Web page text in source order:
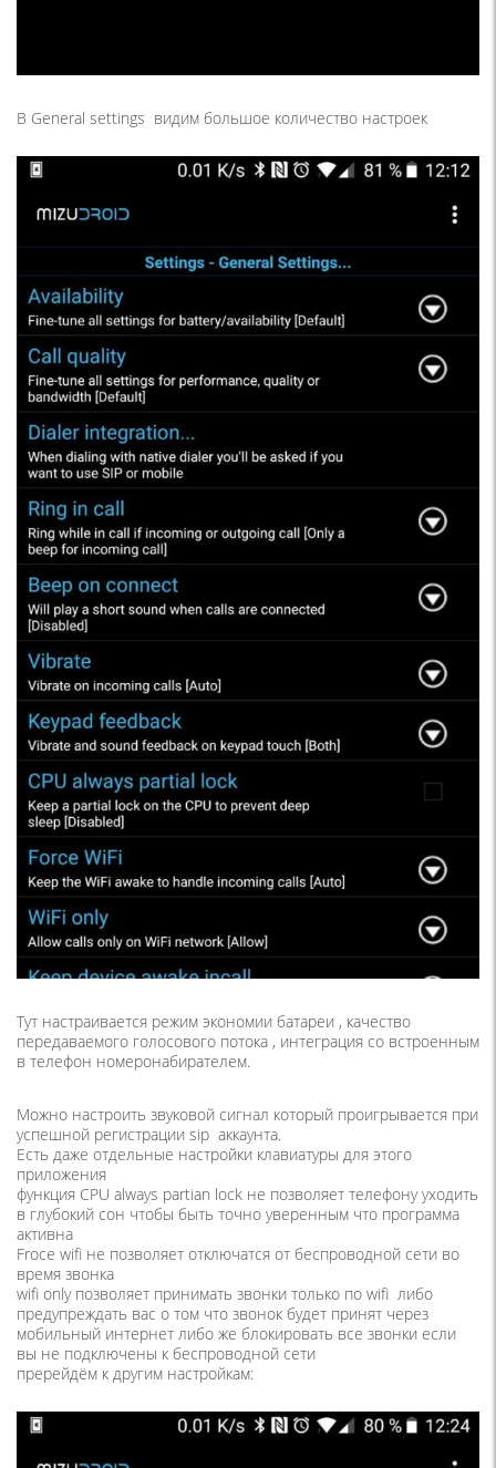
В General settings видим большое количество настроек
Тут настраивается режим экономии батареи , качество
передаваемого голосового потока , интеграция со встроенным
в телефон номеронабирателем.
Можно настроить звуковой сигнал который проигрывается при
успешной регистрации sip аккаунта.
Есть даже отдельные настройки клавиатуры для этого
приложения
функция CPU always partian lock не позволяет телефону уходить
в глубокий сон чтобы быть точно уверенным что программа
активна
Froce wifi не позволяет отключатся от беспроводной сети во
время звонка
wifi only позволяет принимать звонки только по wifi либо
предупреждать вас о том что звонок будет принят через
мобильный интернет либо же блокировать все звонки если
вы не подключены к беспроводной сети
пререйдём к другим настройкам: